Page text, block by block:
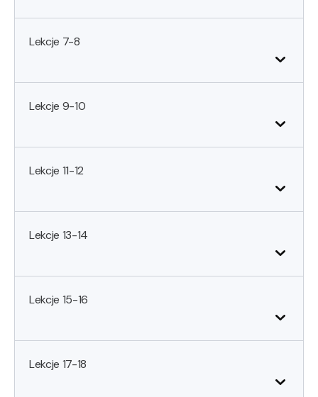
Lekcje 7-8
Lekcje 9-10
Lekcje 11-12
Lekcje 13-14
Lekcje 15-16
Lekcje 17-18